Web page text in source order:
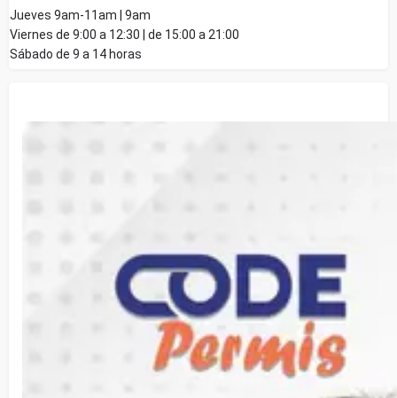
Jueves 9am-11am | 9am
Viernes de 9:00 a 12:30 | de 15:00 a 21:00
Sábado de 9 a 14 horas